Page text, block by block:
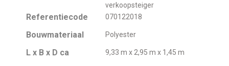
verkoopsteiger
Referentiecode 070122018
Bouwmateriaal Polyester
L x B x D ca 9,33 m x 2,95 m x 1,45 m